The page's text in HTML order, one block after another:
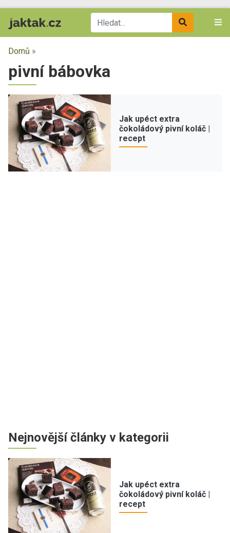
Domů »
pivní bábovka
Jak upéct extra
čokoládový pivní koláč |
recept
Nejnovější články v kategorii
Jak upéct extra
čokoládový pivní koláč |
recept